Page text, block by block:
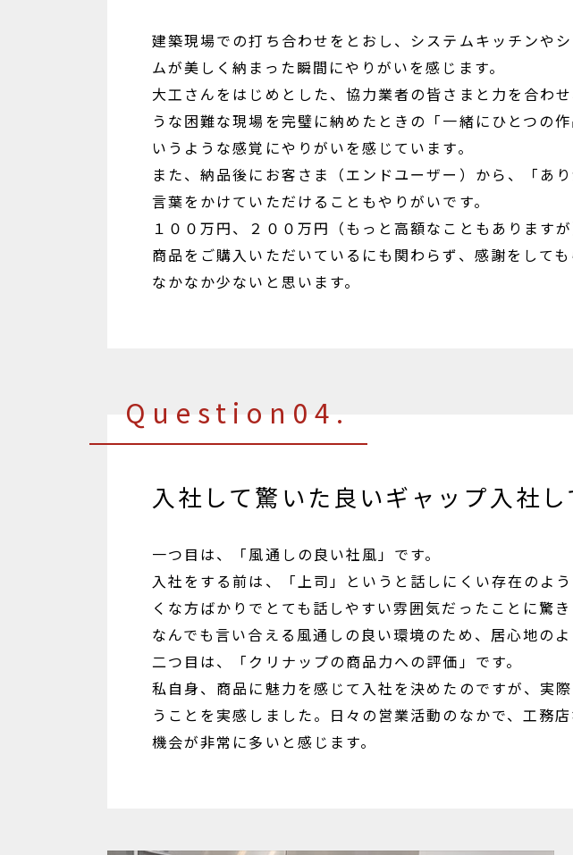
建築現場での打ち合わせをとおし、システムキッチンや
ムが美しく納まった瞬間にやりがいを感じます。
大工さんをはじめとした、協力業者の皆さまと力を合わ
うな困難な現場を完璧に納めたときの「一緒にひとつの
いうような感覚にやりがいを感じています。
また、納品後にお客さま（エンドユーザー）から、「あ
言葉をかけていただけることもやりがいです。
１００万円、２００万円（もっと高額なこともあります
商品をご購入いただいているにも関わらず、感謝をしても
なかなか少ないと思います。
Question04.
入社して驚いた良いギャップ入社
一つ目は、「風通しの良い社風」です。
入社をする前は、「上司」というと話しにくい存在のよ
くな方ばかりでとても話しやすい雰囲気だったことに驚き
なんでも言い合える風通しの良い環境のため、居心地のよ
二つ目は、「クリナップの商品力への評価」です。
私自身、商品に魅力を感じて入社を決めたのですが、実
うことを実感しました。日々の営業活動のなかで、工務
機会が非常に多いと感じます。